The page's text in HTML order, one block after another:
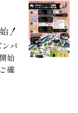
！
パ
始
確